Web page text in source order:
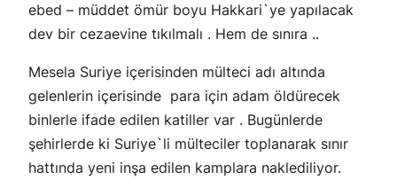
ebed – müddet ömür boyu Hakkari`ye yapılacak
dev bir cezaevine tıkılmalı . Hem de sınıra ..
Mesela Suriye içerisinden mülteci adı altında
gelenlerin içerisinde para için adam öldürecek
binlerle ifade edilen katiller var . Bugünlerde
şehirlerde ki Suriye`li mülteciler toplanarak sınır
hattında yeni inşa edilen kamplara naklediliyor.